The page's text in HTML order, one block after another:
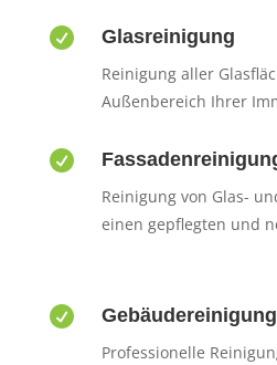
 Glasreinigung
Reinigung aller
Außenbereich Ihrer

Reinigung von Glas-
einen gepflegten und
 Gebäudereinigung
Professionelle